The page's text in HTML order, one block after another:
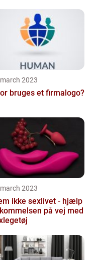
2023
bruges et firmalogo?
2023
ikke sexlivet - hjælp
på vej med